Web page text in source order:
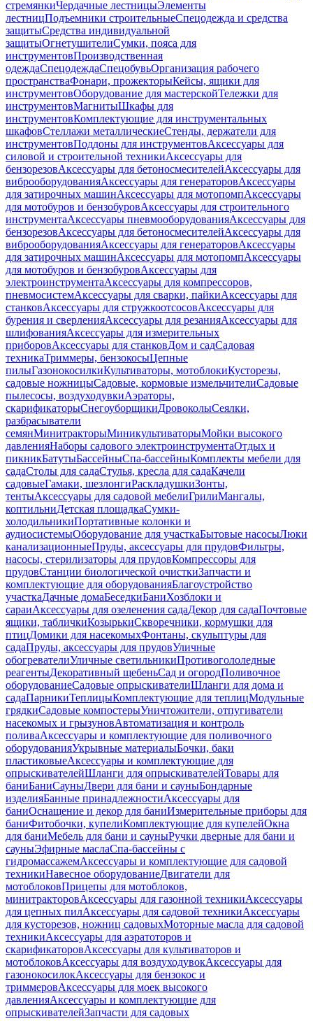
стремянкиЧердачные лестницыЭлементы
лестницПодъемники строительныеСпецодежда и средства
защитыСредства индивидуальной
защитыОгнетушителиСумки, пояса для
инструментовПроизводственная
одеждаСпецодеждаСпецобувьОрганизация рабочего
пространстваФонари, прожекторыКейсы, ящики для
инструментовОборудование для мастерскойТележки для
инструментовМагнитыШкафы для
инструментовКомплектующие для инструментальных
шкафовСтеллажи металлическиеСтенды, держатели для
инструментовПоддоны для инструментовАксессуары для
силовой и строительной техникиАксессуары для
бензорезовАксессуары для бетоносмесителейАксессуары для
виброоборудованияАксессуары для генераторовАксессуары
для затирочных машинАксессуары для мотопомпАксессуары
для мотобуров и бензобуровАксессуары для строительного
инструментаАксессуары пневмооборудованияАксессуары для
бензорезовАксессуары для бетоносмесителейАксессуары для
виброоборудованияАксессуары для генераторовАксессуары
для затирочных машинАксессуары для мотопомпАксессуары
для мотобуров и бензобуровАксессуары для
электроинструментаАксессуары для компрессоров,
пневмосистемАксессуары для сварки, пайкиАксессуары для
станковАксессуары для стружкоотсосовАксессуары для
бурения и сверленияАксессуары для резанияАксессуары для
шлифованияАксессуары для измерительных
приборовАксессуары для станковДом и садСадовая
техникаТриммеры, бензокосыЦепные
пилыГазонокосилкиКультиваторы, мотоблокиКусторезы,
садовые ножницыСадовые, кормовые измельчителиСадовые
пылесосы, воздуходувкиАэраторы,
скарификаторыСнегоуборщикиДровоколыСеялки,
разбрасыватели
семянМинитракторыМиникультиваторыМойки высокого
давленияНаборы садового электроинструментаОтдых и
пикникБатутыБассейныСпа-бассейныКомплекты мебели для
садаСтолы для садаСтулья, кресла для садаКачели
садовыеГамаки, шезлонгиРаскладушкиЗонты,
тентыАксессуары для садовой мебелиГрилиМангалы,
коптильниДетская площадкаСумки-
холодильникиПортативные колонки и
аудиосистемыОборудование для участкаБытовые насосыЛюки
канализационныеПруды, аксессуары для прудовФильтры,
насосы, стерилизаторы для прудовКомпрессоры для
прудовСтанции биологической очисткиЗапчасти и
комплектующие для оборудованияБлагоустройство
участкаДачные домаБеседкиБаниХозблоки и
сараиАксессуары для озеленения садаДекор для садаПочтовые
ящики, табличкиКозырькиСкворечники, кормушки для
птицДомики для насекомыхФонтаны, скульптуры для
садаПруды, аксессуары для прудовУличные
обогревателиУличные светильникиПротивогололедные
реагентыДекоративный щебеньСад и огородПоливочное
оборудованиеСадовые опрыскивателиШланги для дома и
садаПарникиТеплицыКомплектующие для теплицМодульные
грядкиСадовые компостерыУничтожители, отпугиватели
насекомых и грызуновАвтоматизация и контроль
поливаАксессуары и комплектующие для поливочного
оборудованияУкрывные материалыБочки, баки
пластиковыеАксессуары и комплектующие для
опрыскивателейШланги для опрыскивателейТовары для
баниБаниСауныДвери для бани и сауныБондарные
изделияБанные принадлежностиАксессуары для
баниОснащение и декор для баниИзмерительные приборы для
баниФитобочки, купелиКомплектующие для купелейОкна
для баниМебель для бани и сауныРучки дверные для бани и
сауныЭфирные маслаСпа-бассейны с
гидромассажемАксессуары и комплектующие для садовой
техникиНавесное оборудованиеДвигатели для
мотоблоковПрицепы для мотоблоков,
минитракторовАксессуары для газонной техникиАксессуары
для цепных пилАксессуары для садовой техникиАксессуары
для кусторезов, ножниц садовыхМоторные масла для садовой
техникиАксессуары для аэратоторов и
скарификаторовАксессуары для культиваторов и
мотоблоковАксессуары для воздуходувокАксессуары для
газонокосилокАксессуары для бензокос и
триммеровАксессуары для моек высокого
давленияАксессуары и комплектующие для
опрыскивателейЗапчасти для садовых